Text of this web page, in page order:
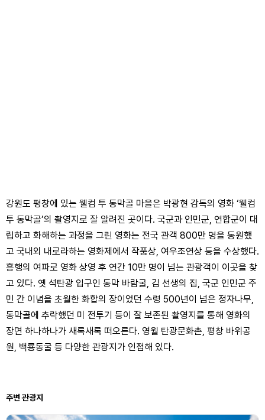
강원도 평창에 있는 웰컴 투 동막골 마을은 박광현 감독의 영화 ‘웰컴
투 동막골’의 촬영지로 잘 알려진 곳이다. 국군과 인민군, 연합군이 대
립하고 화해하는 과정을 그린 영화는 전국 관객 800만 명을 동원했
고 국내외 내로라하는 영화제에서 작품상, 여우조연상 등을 수상했다.
흥행의 여파로 영화 상영 후 연간 10만 명이 넘는 관광객이 이곳을 찾
고 있다. 옛 석탄광 입구인 동막 바람굴, 김 선생의 집, 국군 인민군 주
민 간 이념을 초월한 화합의 장이었던 수령 500년이 넘은 정자나무,
동막골에 추락했던 미 전투기 등이 잘 보존된 촬영지를 통해 영화의
장면 하나하나가 새록새록 떠오른다. 영월 탄광문화촌, 평창 바위공
원, 백룡동굴 등 다양한 관광지가 인접해 있다.
주변 관광지